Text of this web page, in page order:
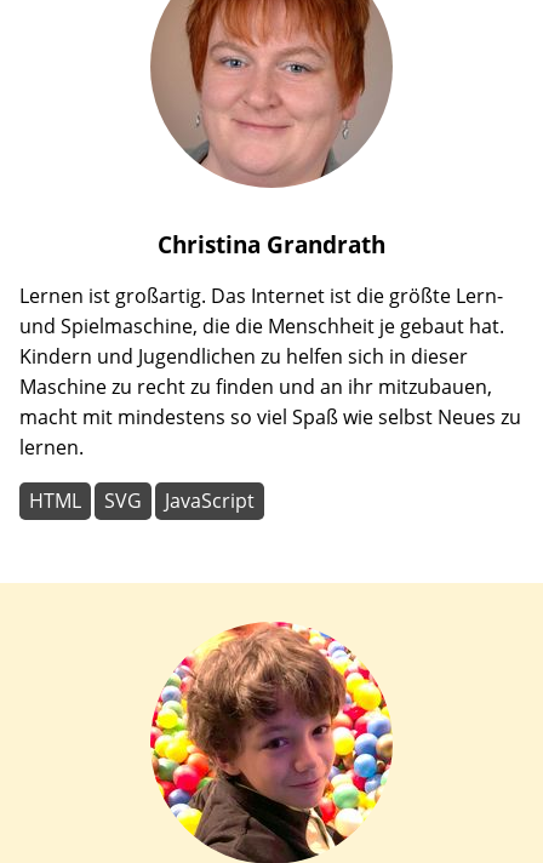
Christina Grandrath
Lernen ist großartig. Das Internet ist die größte Lern-
und Spielmaschine, die die Menschheit je gebaut hat.
Kindern und Jugendlichen zu helfen sich in dieser
Maschine zu recht zu finden und an ihr mitzubauen,
macht mit mindestens so viel Spaß wie selbst Neues zu
lernen.
HTML SVG JavaScript